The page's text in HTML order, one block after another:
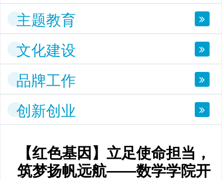
主题教育
文化建设
品牌工作
创新创业
【红色基因】立足使命担当，
筑梦扬帆远航——数学学院开